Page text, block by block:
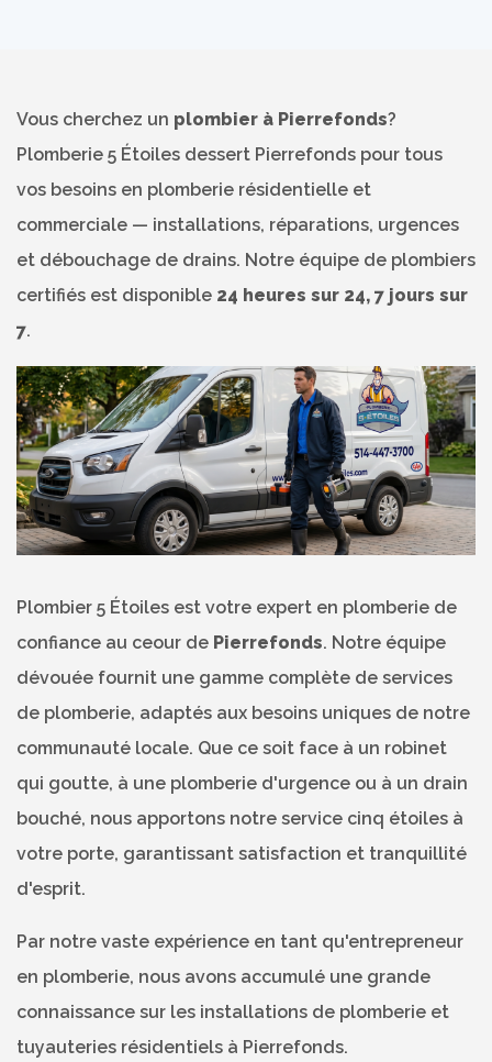
Vous cherchez un plombier à Pierrefonds?
Plomberie 5 Étoiles dessert Pierrefonds pour tous
vos besoins en plomberie résidentielle et
commerciale — installations, réparations, urgences
et débouchage de drains. Notre équipe de plombiers
certifiés est disponible 24 heures sur 24, 7 jours sur
7.
Plombier 5 Étoiles est votre expert en plomberie de
confiance au ceour de Pierrefonds. Notre équipe
dévouée fournit une gamme complète de services
de plomberie, adaptés aux besoins uniques de notre
communauté locale. Que ce soit face à un robinet
qui goutte, à une plomberie d'urgence ou à un drain
bouché, nous apportons notre service cinq étoiles à
votre porte, garantissant satisfaction et tranquillité
d'esprit.
Par notre vaste expérience en tant qu'entrepreneur
en plomberie, nous avons accumulé une grande
connaissance sur les installations de plomberie et
tuyauteries résidentiels à Pierrefonds.